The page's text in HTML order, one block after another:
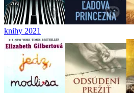
knihy 2021